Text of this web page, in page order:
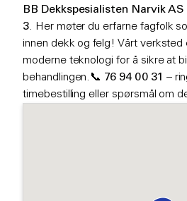
BB Dekkspesialisten Narvik AS
3. Her møter du erfarne fagfolk
innen dekk og felg! Vårt verksted
moderne teknologi for å sikre at
behandlingen.📞 76 94 00 31 –
timebestilling eller spørsmål om